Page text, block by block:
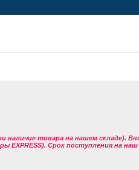
наличие товара на нашем складе).
EXPRESS). Срок поступления на